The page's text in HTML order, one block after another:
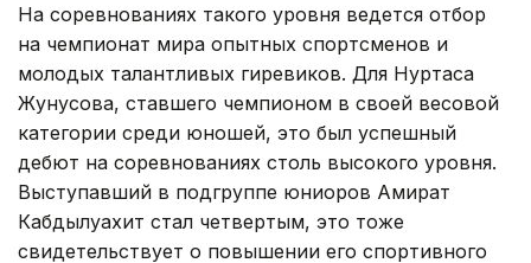
На соревнованиях такого уровня ведется отбор
на чемпионат мира опытных спортсменов и
молодых талантливых гиревиков. Для Нуртаса
Жунусова, ставшего чемпионом в своей весовой
категории среди юношей, это был успешный
дебют на соревнованиях столь высокого уровня.
Выступавший в подгруппе юниоров Амират
Кабдылуахит стал четвертым, это тоже
свидетельствует о повышении его спортивного